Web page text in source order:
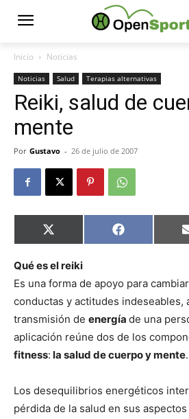
Inicio Noticias
Noticias Salud Terapias alternativas
Reiki, salud de
mente
Por Gustavo - 26 de julio de 2007
Compartir
en
X
(Twitter)
Compartir
en
Facebook
Qué es el reiki
Es una forma de apoyo para
conductas y actitudes indeseables,
transmisión de energía de una
aplicación reúne dos de los
fitness: la salud de cuerpo y mente.
Los desequilibrios energéticos
pérdida de la salud en sus